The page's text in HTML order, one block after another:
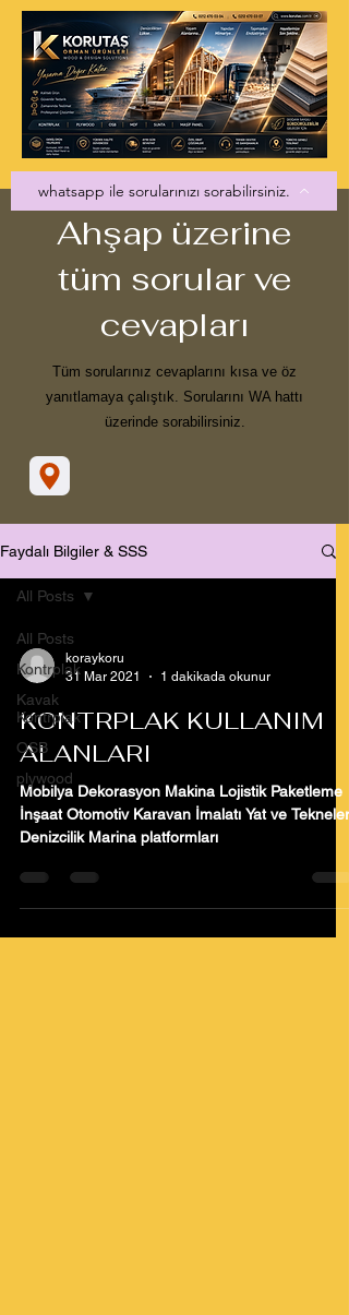
whatsapp ile sorularınızı sorabilirsiniz.
Ahşap üzerine
tüm sorular ve
cevapları
Tüm sorularınız cevaplarını kısa ve öz
yanıtlamaya çalıştık. Sorularını WA hattı
üzerinde sorabilirsiniz.
Faydalı Bilgiler & SSS
All Posts
Kontrplak
Kavak
Kontrplak
OSB
plywood
All Posts
koraykoru
31 Mar 2021
1 dakikada okunur
KONTRPLAK KULLANIM
ALANLARI
Mobilya Dekorasyon Makina Lojistik Paketleme
İnşaat Otomotiv Karavan İmalatı Yat ve Tekneler
Denizcilik Marina platformları